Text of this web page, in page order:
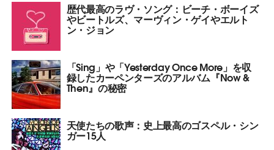
歴代最高のラヴ・ソング：ビーチ・ボーイズ
やビートルズ、マーヴィン・ゲイやエルト
ン・ジョン
「Sing」や「Yesterday Once More」を収
録したカーペンターズのアルバム『Now &
Then』の秘密
天使たちの歌声：史上最高のゴスペル・シン
ガー15人